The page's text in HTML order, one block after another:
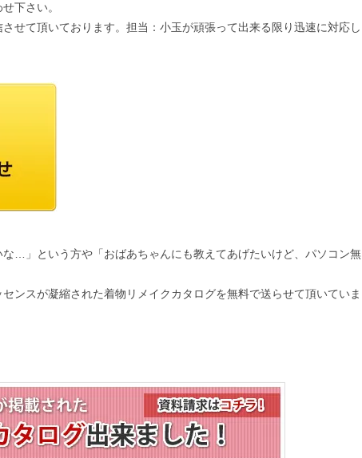
下さい。
せて頂いております。担当：小玉が頑張って出来る限り迅速に対応し
な…」という方や「おばあちゃんにも教えてあげたいけど、パソコン無
ンスが凝縮された着物リメイクカタログを無料で送らせて頂いていま